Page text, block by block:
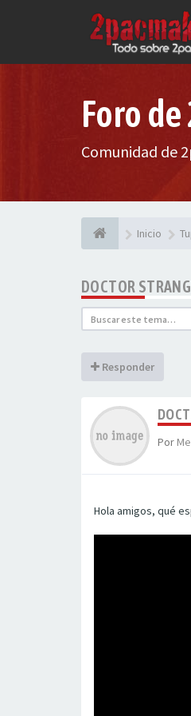
Foro
Comunidad de
Inicio
DOCTOR
Responder
Por
Hola amigos, qué